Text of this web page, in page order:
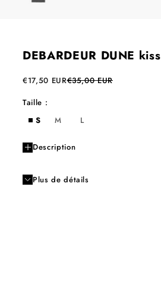
DEBARDEUR DUNE kiss
Prix de vente
€17,50 EURPrix normal
€35,00 EUR
Taille :
S
M L
Description
Plus de détails